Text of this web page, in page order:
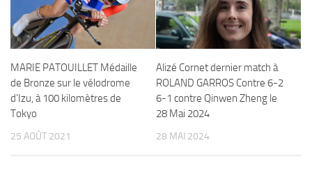
MARIE PATOUILLET Médaille
de Bronze sur le vélodrome
d’Izu, à 100 kilomètres de
Tokyo
25 AOÛT 2021
Alizé Cornet dernier match à
ROLAND GARROS Contre 6-2
6-1 contre Qinwen Zheng le
28 Mai 2024
28 MAI 2024